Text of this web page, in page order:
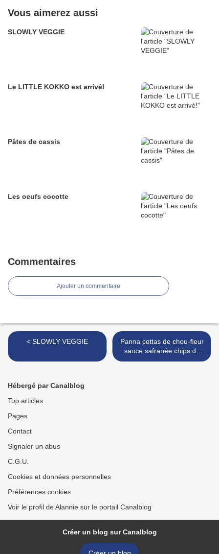
Vous aimerez aussi
SLOWLY VEGGIE
Le LITTLE KOKKO est arrivé!
Pâtes de cassis
Les oeufs cocotte
Commentaires
Ajouter un commentaire
< SLOWLY VEGGIE
Panna cottas de chou-fleur
sauce safranée chips de
mâche >
Hébergé par Canalblog
Top articles
Pages
Contact
Signaler un abus
C.G.U.
Cookies et données personnelles
Préférences cookies
Voir le profil de Alannie sur le portail Canalblog
Créer un blog sur Canalblog